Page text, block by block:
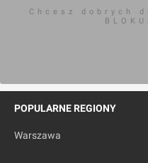
Chcesz dobrych
POPULARNE REGIONY
Warszawa